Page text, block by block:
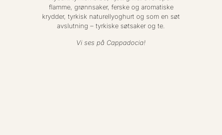
flamme, grønnsaker, ferske og aromatiske
krydder, tyrkisk naturellyoghurt og som en søt
avslutning – tyrkiske søtsaker og te.
Vi ses på Cappadocia!